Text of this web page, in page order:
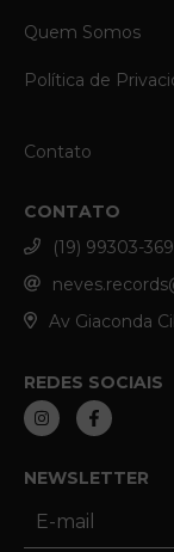
Quem Somos
Política de
Contato
CONTATO
(19) 99303-
Av Giaconda
REDES SOCIAIS
NEWSLETTER